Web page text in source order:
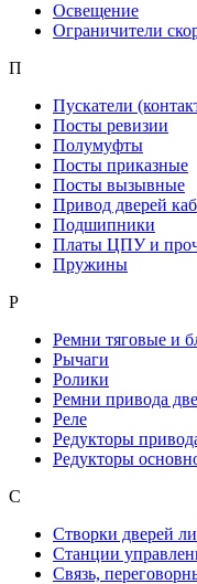
Освещение
Ограничители
П
Пускатели
Посты ревизии
Полумуфты
Посты приказные
Посты вызывные
Привод дверей
Подшипники
Платы ЦПУ и
Пружины
Р
Ремни тяговые и
Рычаги
Ролики
Ремни привода
Реле
Редукторы
Редукторы
С
Створки дверей
Станции
Связь,